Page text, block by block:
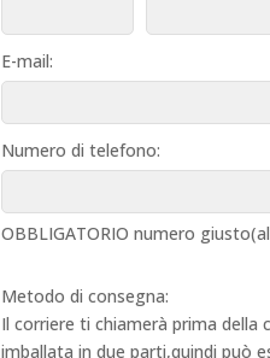
E-mail:
Numero di telefono:
OBBLIGATORIO numero
Metodo di consegna:
Il corriere ti chiamerà prima della
imballata in due parti,quindi può